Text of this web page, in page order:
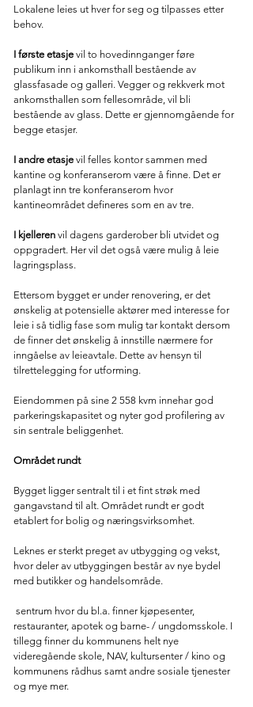
Lokalene leies ut hver for seg og tilpasses etter
behov.
I første etasje vil to hovedinnganger føre
publikum inn i ankomsthall bestående av
glassfasade og galleri. Vegger og rekkverk mot
ankomsthallen som fellesområde, vil bli
bestående av glass. Dette er gjennomgående for
begge etasjer.
I andre etasje vil felles kontor sammen med
kantine og konferanserom være å finne. Det er
planlagt inn tre konferanserom hvor
kantineområdet defineres som en av tre.
I kjelleren vil dagens garderober bli utvidet og
oppgradert. Her vil det også være mulig å leie
lagringsplass.
Ettersom bygget er under renovering, er det
ønskelig at potensielle aktører med interesse for
leie i så tidlig fase som mulig tar kontakt dersom
de finner det ønskelig å innstille nærmere for
inngåelse av leieavtale. Dette av hensyn til
tilrettelegging for utforming.
Eiendommen på sine 2 558 kvm innehar god
parkeringskapasitet og nyter god profilering av
sin sentrale beliggenhet.
Området rundt
Bygget ligger sentralt til i et fint strøk med
gangavstand til alt. Området rundt er godt
etablert for bolig og næringsvirksomhet.
Leknes er sterkt preget av utbygging og vekst,
hvor deler av utbyggingen består av nye bydel
med butikker og handelsområde.
sentrum hvor du bl.a. finner kjøpesenter,
restauranter, apotek og barne- / ungdomsskole. I
tillegg finner du kommunens helt nye
videregående skole, NAV, kultursenter / kino og
kommunens rådhus samt andre sosiale tjenester
og mye mer.